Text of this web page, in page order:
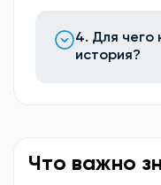
4. Для чего
история?
Что важно